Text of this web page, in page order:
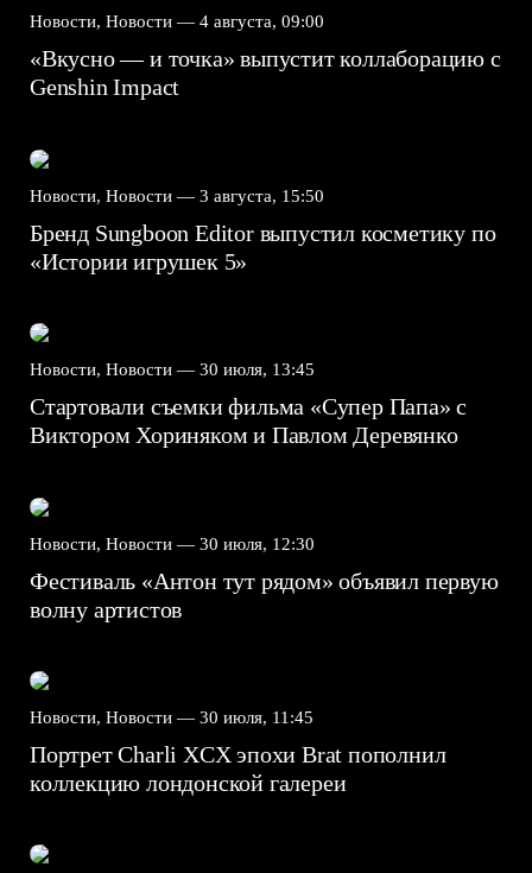
Новости, Новости — 4 августа, 09:00
«Вкусно — и точка» выпустит коллаборацию с
Genshin Impact⁠⁠
Новости, Новости — 3 августа, 15:50
Бренд Sungboon Editor выпустил косметику по
«Истории игрушек 5»
Новости, Новости — 30 июля, 13:45
Стартовали съемки фильма «Супер Папа» с
Виктором Хориняком и Павлом Деревянко
Новости, Новости — 30 июля, 12:30
Фестиваль «Антон тут рядом» объявил первую
волну артистов
Новости, Новости — 30 июля, 11:45
Портрет Charli XCX эпохи Brat пополнил
коллекцию лондонской галереи